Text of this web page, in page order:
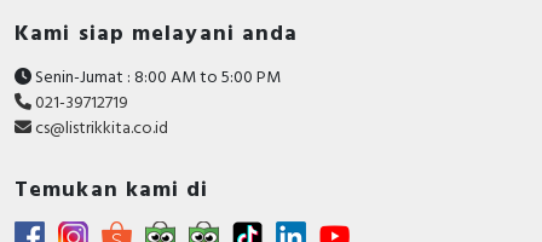
Kami siap melayani anda
Senin-Jumat : 8:00 AM to 5:00 PM
021-39712719
cs@listrikkita.co.id
Temukan kami di